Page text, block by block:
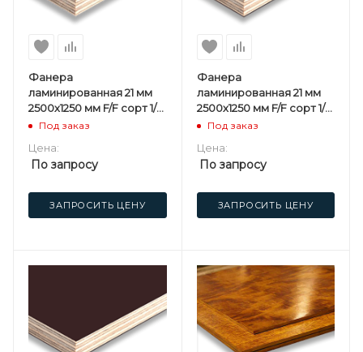
Фанера
ламинированная 21 мм
2500х1250 мм F/F сорт 1/1
березовая Белая
Под заказ
Цена:
По запросу
ЗАПРОСИТЬ ЦЕНУ
Фанера
ламинированная 21 мм
2500х1250 мм F/F сорт 1/1
березовая 3 сорт
Под заказ
Цена:
По запросу
ЗАПРОСИТЬ ЦЕНУ